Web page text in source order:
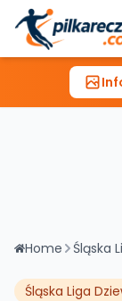
Home
Śląska Liga